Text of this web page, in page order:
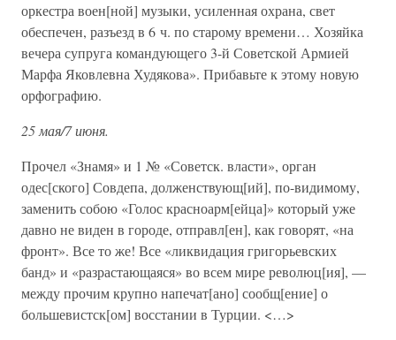
оркестра воен[ной] музыки, усиленная охрана, свет
обеспечен, разъезд в 6 ч. по старому времени… Хозяйка
вечера супруга командующего 3-й Советской Армией
Марфа Яковлевна Худякова». Прибавьте к этому новую
орфографию.
25 мая/7 июня.
Прочел «Знамя» и 1 № «Советск. власти», орган
одес[ского] Совдепа, долженствующ[ий], по-видимому,
заменить собою «Голос красноарм[ейца]» который уже
давно не виден в городе, отправл[ен], как говорят, «на
фронт». Все то же! Все «ликвидация григорьевских
банд» и «разрастающаяся» во всем мире революц[ия], —
между прочим крупно напечат[ано] сообщ[ение] о
большевистск[ом] восстании в Турции. <…>